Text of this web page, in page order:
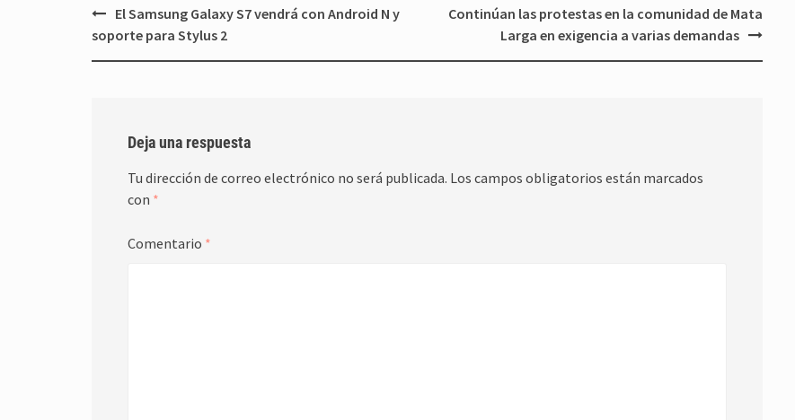
Navegación
de
El Samsung Galaxy S7 vendrá con Android N y
soporte para Stylus 2
Continúan las protestas en la comunidad de Mata
Larga en exigencia a varias demandas
Deja una respuesta
Tu dirección de correo electrónico no será publicada. Los campos obligatorios están marcados
con *
Comentario *